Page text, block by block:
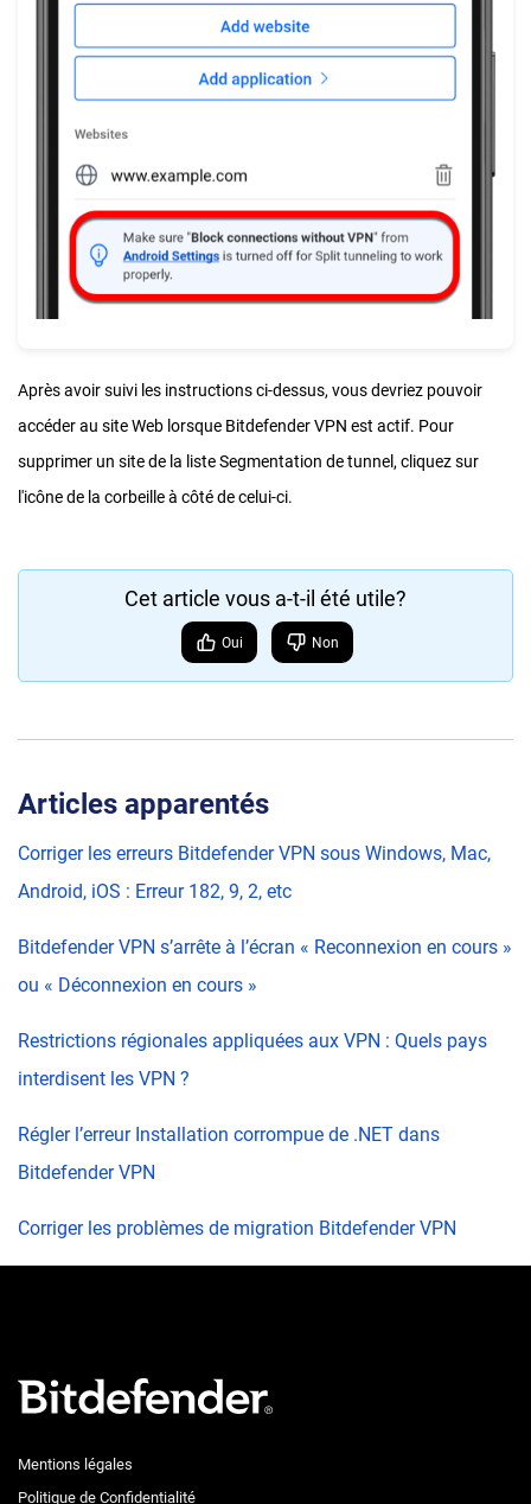
Après avoir suivi les instructions ci-dessus, vous devriez pouvoir
accéder au site Web lorsque Bitdefender VPN est actif. Pour
supprimer un site de la liste Segmentation de tunnel, cliquez sur
l'icône de la corbeille à côté de celui-ci.
Cet article vous a-t-il été utile?
Oui Non
Articles apparentés
Corriger les erreurs Bitdefender VPN sous Windows, Mac,
Android, iOS : Erreur 182, 9, 2, etc
Bitdefender VPN s’arrête à l’écran « Reconnexion en cours »
ou « Déconnexion en cours »
Restrictions régionales appliquées aux VPN : Quels pays
interdisent les VPN ?
Régler l’erreur Installation corrompue de .NET dans
Bitdefender VPN
Corriger les problèmes de migration Bitdefender VPN
Mentions légales
Politique de Confidentialité